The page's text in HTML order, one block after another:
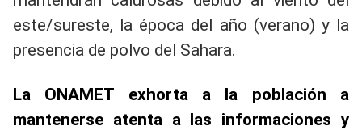
este/sureste, la época del año (verano) y la
presencia de polvo del Sahara.
La ONAMET exhorta a la población a
mantenerse atenta a las informaciones y